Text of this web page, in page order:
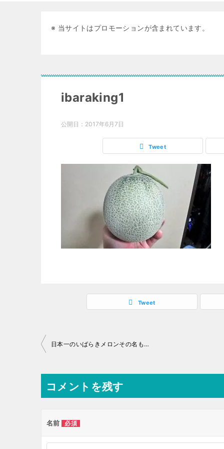
※ 当サイトはプロモーションが含まれています。
ibaraking1
公開日： 2017年6月7日
Tweet
Tweet
投
ナ
ビ
ー
日本一のいばらきメロンその名も…
コメントを残す
名前 必須